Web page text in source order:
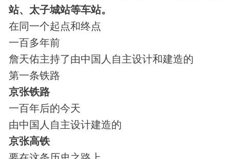
站、太子城站等车站。
在同一个起点和终点
一百多年前
詹天佑主持了由中国人自主设计和建造的
第一条铁路
京张铁路
一百年后的今天
由中国人自主设计建造的
京张高铁